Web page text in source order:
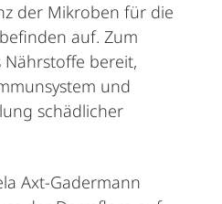
der Mikroben für die
auf. Zum
Nährstoffe bereit,
und
schädlicher
Axt-Gadermann